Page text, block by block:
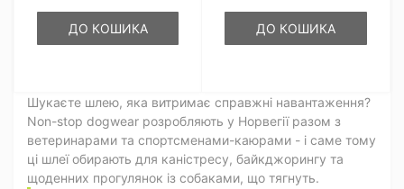
ДО КОШИКА ДО КОШИКА
Шукаєте шлею, яка витримає справжні навантаження?
Non-stop dogwear розробляють у Норвегії разом з
ветеринарами та спортсменами-каюрами - і саме тому
ці шлеї обирають для каністресу, байкджорингу та
щоденних прогулянок із собаками, що тягнуть.